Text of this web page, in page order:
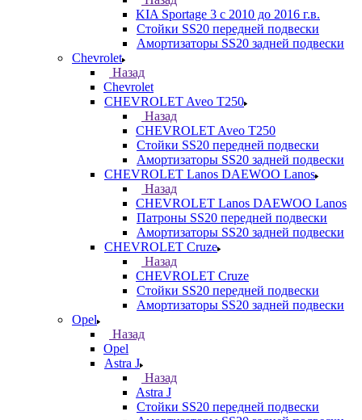
KIA Sportage 3 с 2010 до 2016 г.в.
Стойки SS20 передней подвески
Амортизаторы SS20 задней подвески
Chevrolet
Назад
Chevrolet
CHEVROLET Aveo T250
Назад
CHEVROLET Aveo T250
Стойки SS20 передней подвески
Амортизаторы SS20 задней подвески
CHEVROLET Lanos DAEWOO Lanos
Назад
CHEVROLET Lanos DAEWOO Lanos
Патроны SS20 передней подвески
Амортизаторы SS20 задней подвески
CHEVROLET Cruze
Назад
CHEVROLET Cruze
Стойки SS20 передней подвески
Амортизаторы SS20 задней подвески
Opel
Назад
Opel
Astra J
Назад
Astra J
Стойки SS20 передней подвески